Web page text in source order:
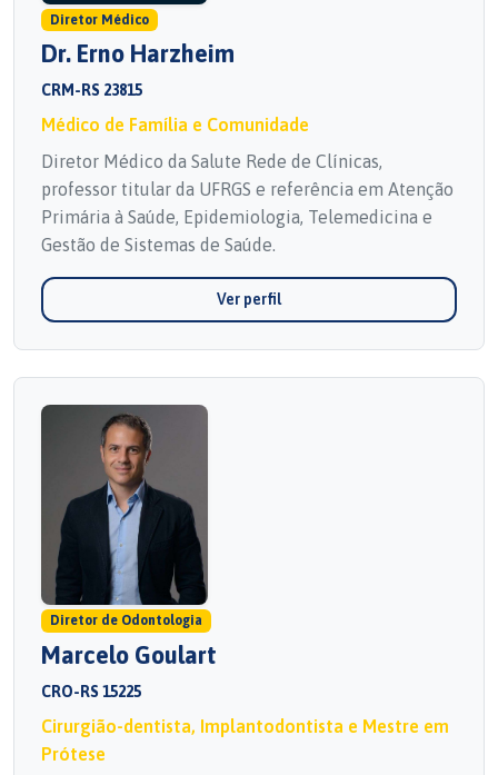
Diretor Médico
Dr. Erno Harzheim
CRM-RS 23815
Médico de Família e Comunidade
Diretor Médico da Salute Rede de Clínicas,
professor titular da UFRGS e referência em Atenção
Primária à Saúde, Epidemiologia, Telemedicina e
Gestão de Sistemas de Saúde.
Ver perfil
Diretor de Odontologia
Marcelo Goulart
CRO-RS 15225
Cirurgião-dentista, Implantodontista e Mestre em
Prótese